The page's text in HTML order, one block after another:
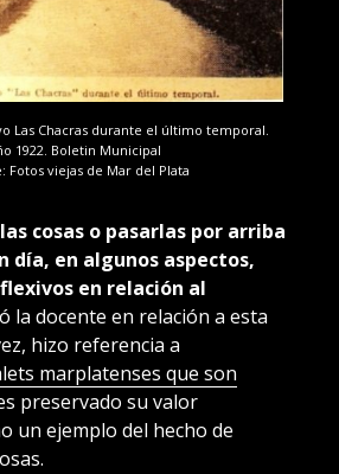
Las Chacras durante el último temporal.
1922. Boletin Municipal
Fotos viejas de Mar del Plata
cosas o pasarlas por arriba
día, en algunos aspectos,
en relación al
la docente en relación a esta
hizo referencia a
marplatenses que son
preservado su valor
un ejemplo del hecho de